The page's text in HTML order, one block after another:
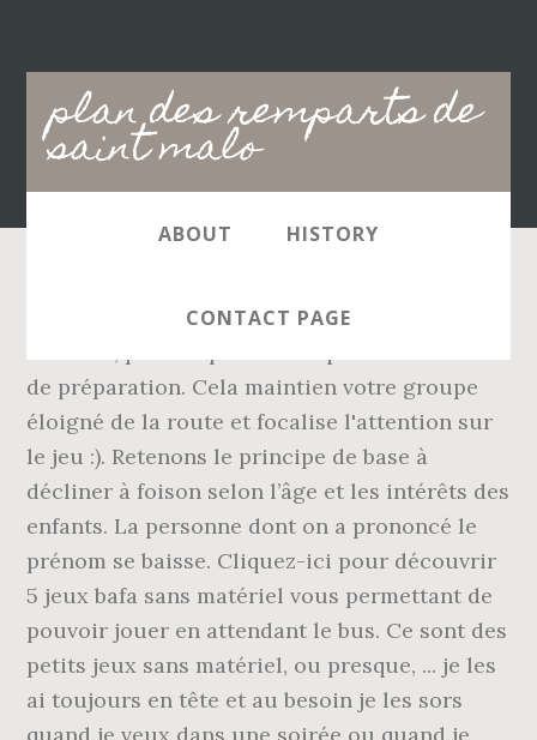
plan des remparts de
saint malo
Main
navigation
ABOUT HISTORY
CONTACT PAGE
Les activités proposées nécessitent peu de
de préparation. Cela maintien votre groupe
éloigné de la route et focalise l'attention sur
le jeu :). Retenons le principe de base à
décliner à foison selon l’âge et les intérêts des
enfants. La personne dont on a prononcé le
prénom se baisse. Cliquez-ici pour découvrir
5 jeux bafa sans matériel vous permettant de
pouvoir jouer en attendant le bus. Ce sont des
petits jeux sans matériel, ou presque, ... je les
ai toujours en tête et au besoin je les sors